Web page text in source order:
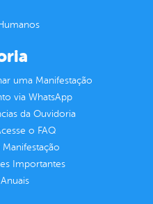
uma Manifestação
via WhatsApp
da Ouvidoria
o FAQ
Manifestação
Importantes